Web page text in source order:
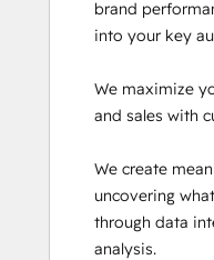
brand
into your key
We maximize
and sales with
We create
uncovering
through data
analysis.